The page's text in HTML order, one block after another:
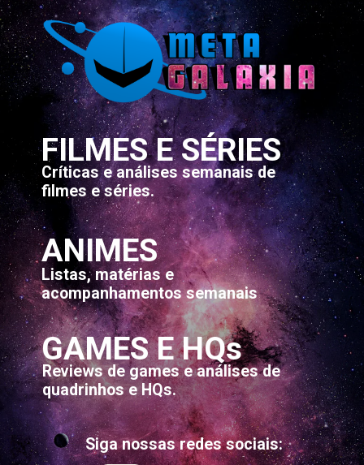
FILMES E SÉRIES
Críticas e análises semanais de
filmes e séries.
ANIMES
Listas, matérias e
acompanhamentos semanais
GAMES E HQs
Reviews de games e análises de
quadrinhos e HQs.
Siga nossas redes sociais: